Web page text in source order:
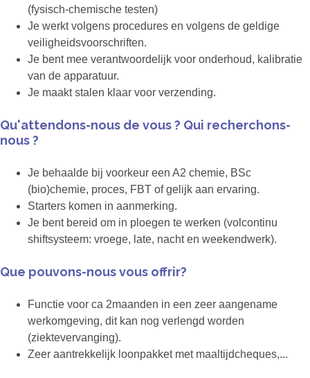
(fysisch-chemische testen)
Je werkt volgens procedures en volgens de geldige
veiligheidsvoorschriften.
Je bent mee verantwoordelijk voor onderhoud, kalibratie
van de apparatuur.
Je maakt stalen klaar voor verzending.
Qu'attendons-nous de vous ? Qui recherchons-
nous ?
Je behaalde bij voorkeur een A2 chemie, BSc
(bio)chemie, proces, FBT of gelijk aan ervaring.
Starters komen in aanmerking.
Je bent bereid om in ploegen te werken (volcontinu
shiftsysteem: vroege, late, nacht en weekendwerk).
Que pouvons-nous vous offrir?
Functie voor ca 2maanden in een zeer aangename
werkomgeving, dit kan nog verlengd worden
(ziektevervanging).
Zeer aantrekkelijk loonpakket met maaltijdcheques,...